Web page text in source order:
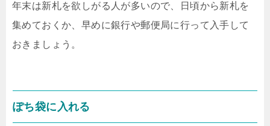
年末は新札を欲しがる人が多いので、日頃から新札を
集めておくか、早めに銀行や郵便局に行って入手して
おきましょう。
ぽち袋に入れる